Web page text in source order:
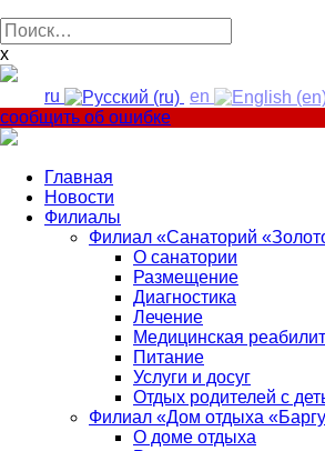
Найти:
x
ru
en
сообщить об ошибке
Главная
Новости
Филиалы
Филиал «Санаторий
О санатории
Размещение
Диагностика
Лечение
Медицинская
Питание
Услуги и досуг
Отдых родителей с
Филиал «Дом отдыха
О доме отдыха